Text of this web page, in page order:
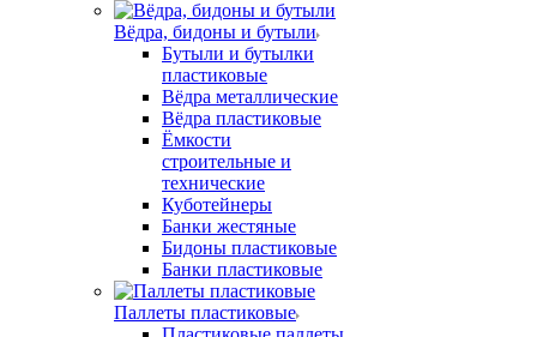
Вёдра, бидоны и бутыли
Бутыли и бутылки
пластиковые
Вёдра металлические
Вёдра пластиковые
Ёмкости
строительные и
технические
Куботейнеры
Банки жестяные
Бидоны пластиковые
Банки пластиковые
Паллеты пластиковые